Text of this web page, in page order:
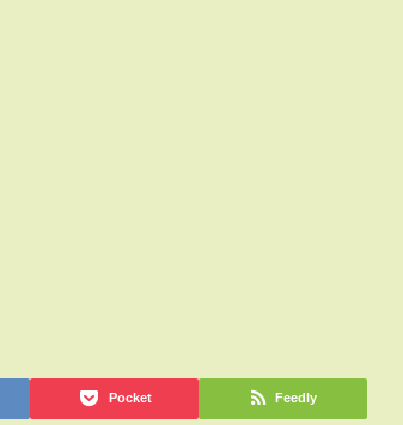
Pocket Feedly